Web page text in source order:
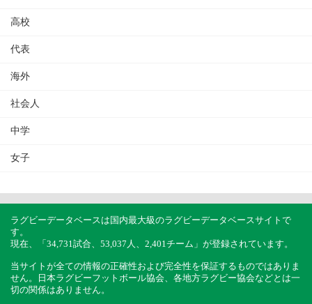
高校
代表
海外
社会人
中学
女子
ラグビーデータベースは国内最大級のラグビーデータベースサイトで
す。
現在、「34,731試合、53,037人、2,401チーム」が登録されています。
当サイトが全ての情報の正確性および完全性を保証するものではありま
せん。日本ラグビーフットボール協会、各地方ラグビー協会などとは一
切の関係はありません。